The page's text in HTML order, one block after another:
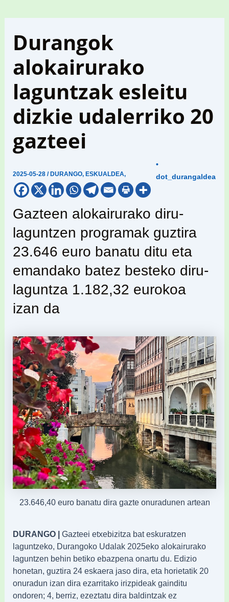
Durangok
alokairurako
laguntzak esleitu
dizkie udalerriko 20
gazteei
2025-05-28/ DURANGO, ESKUALDEA,
•
dot_durangaldea
Gazteen alokairurako diru-
laguntzen programak guztira
23.646 euro banatu ditu eta
emandako batez besteko diru-
laguntza 1.182,32 eurokoa
izan da
23.646,40 euro banatu dira gazte onuradunen artean
DURANGO | Gazteei etxebizitza bat eskuratzen
laguntzeko, Durangoko Udalak 2025eko alokairurako
laguntzen behin betiko ebazpena onartu du. Edizio
honetan, guztira 24 eskaera jaso dira, eta horietatik 20
onuradun izan dira ezarritako irizpideak gainditu
ondoren; 4, berriz, ezeztatu dira baldintzak ez